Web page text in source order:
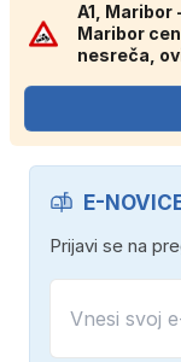
A1, Maribor
Maribor
nesreča,
E-
Prijavi se na